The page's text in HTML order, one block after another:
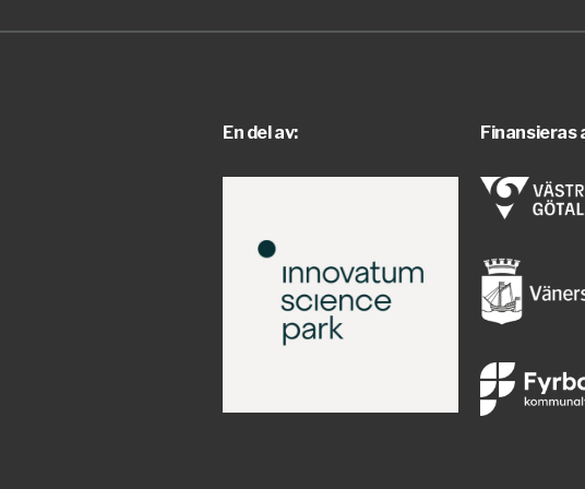
En del av: Finansieras